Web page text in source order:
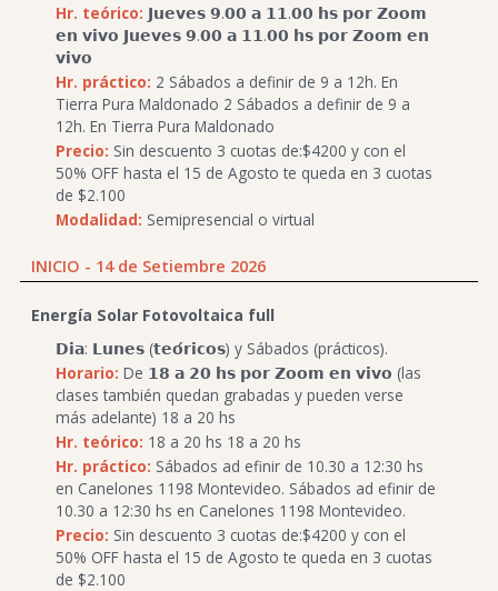
Hr. teórico: 𝗝𝘂𝗲𝘃𝗲𝘀 𝟵.𝟬𝟬 𝗮 𝟭𝟭.𝟬𝟬 𝗵𝘀 𝗽𝗼𝗿 𝗭𝗼𝗼𝗺
𝗲𝗻 𝘃𝗶𝘃𝗼 𝗝𝘂𝗲𝘃𝗲𝘀 𝟵.𝟬𝟬 𝗮 𝟭𝟭.𝟬𝟬 𝗵𝘀 𝗽𝗼𝗿 𝗭𝗼𝗼𝗺 𝗲𝗻
𝘃𝗶𝘃𝗼
Hr. práctico: 2 Sábados a definir de 9 a 12h. En
Tierra Pura Maldonado 2 Sábados a definir de 9 a
12h. En Tierra Pura Maldonado
Precio: Sin descuento 3 cuotas de:$4200 y con el
50% OFF hasta el 15 de Agosto te queda en 3 cuotas
de $2.100
Modalidad: Semipresencial o virtual
INICIO - 14 de Setiembre 2026
Energía Solar Fotovoltaica full
𝗗𝗶𝗮: 𝗟𝘂𝗻𝗲𝘀 (𝘁𝗲𝗼́𝗿𝗶𝗰𝗼𝘀) y Sábados (prácticos).
Horario: De 𝟭𝟴 𝗮 𝟮𝟬 𝗵𝘀 𝗽𝗼𝗿 𝗭𝗼𝗼𝗺 𝗲𝗻 𝘃𝗶𝘃𝗼 (las
clases también quedan grabadas y pueden verse
más adelante) 18 a 20 hs
Hr. teórico: 18 a 20 hs 18 a 20 hs
Hr. práctico: Sábados ad efinir de 10.30 a 12:30 hs
en Canelones 1198 Montevideo. Sábados ad efinir de
10.30 a 12:30 hs en Canelones 1198 Montevideo.
Precio: Sin descuento 3 cuotas de:$4200 y con el
50% OFF hasta el 15 de Agosto te queda en 3 cuotas
de $2.100